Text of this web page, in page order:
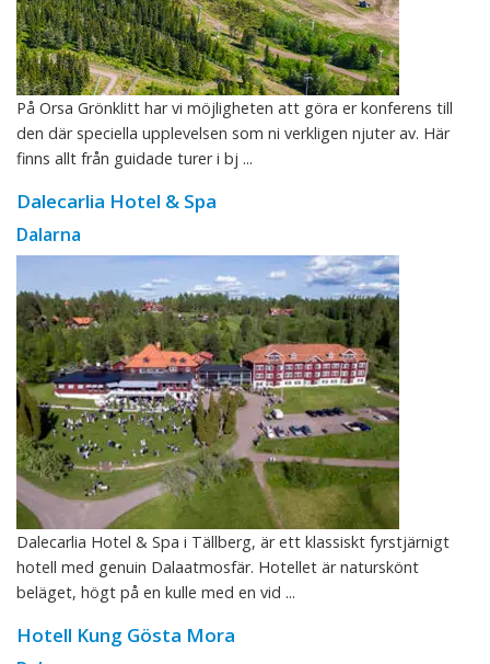
På Orsa Grönklitt har vi möjligheten att göra er konferens till
den där speciella upplevelsen som ni verkligen njuter av. Här
finns allt från guidade turer i bj ...
Dalecarlia Hotel & Spa
Dalarna
Dalecarlia Hotel & Spa i Tällberg, är ett klassiskt fyrstjärnigt
hotell med genuin Dalaatmosfär. Hotellet är naturskönt
beläget, högt på en kulle med en vid ...
Hotell Kung Gösta Mora